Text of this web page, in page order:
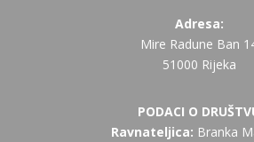
Adresa:
Mire Radune Ban
51000 Rijeka
PODACI O
Ravnateljica: Branka